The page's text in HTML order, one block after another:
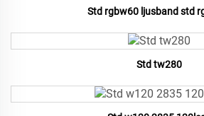
Std rgbw60 ljusband std
Std tw280